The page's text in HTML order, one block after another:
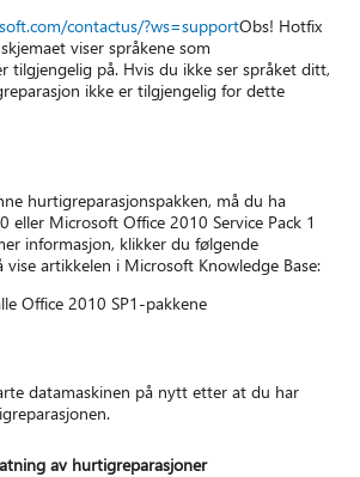
contactus/?ws=supportObs! Hotfix
viser språkene som
tilgjengelig på. Hvis du ikke ser språket ditt,
ikke er tilgjengelig for dette
hurtigreparasjonspakken, må du ha
eller Microsoft Office 2010 Service Pack 1
informasjon, klikker du følgende
artikkelen i Microsoft Knowledge Base:
Office 2010 SP1-pakkene
datamaskinen på nytt etter at du har
av hurtigreparasjoner